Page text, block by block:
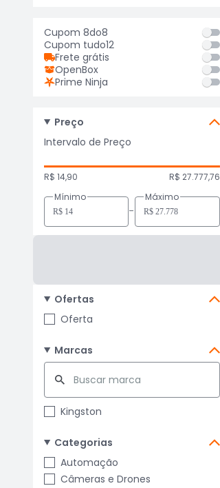
Cupom 8do8
Cupom tudo12
Frete grátis
OpenBox
Prime Ninja
Preço
Intervalo de Preço
R$ 14,90
R$ 27.777,76
Mínimo
-
Máximo
Ofertas
Oferta
Marcas
Kingston
Categorias
Automação
Câmeras e Drones